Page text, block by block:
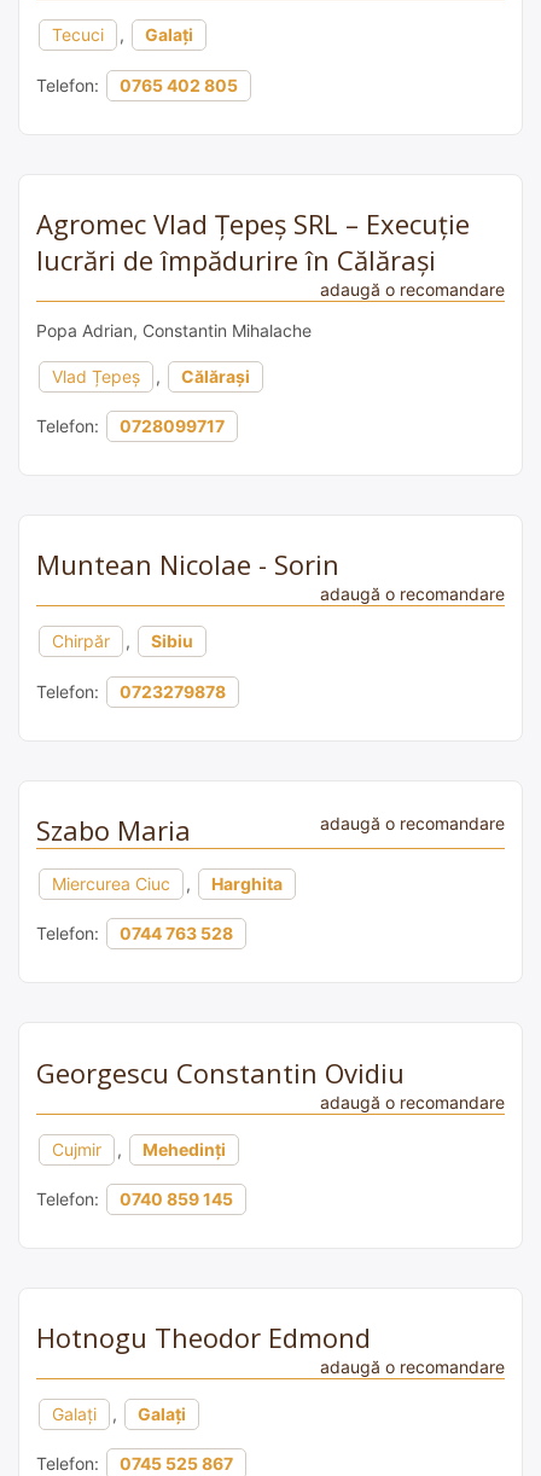
Tecuci , Galați
Telefon: 0765 402 805
Agromec Vlad Țepeș SRL – Execuție
lucrări de împădurire în Călărași
adaugă o recomandare
Popa Adrian, Constantin Mihalache
Vlad Țepeș , Călărași
Telefon: 0728099717
Muntean Nicolae - Sorin
adaugă o recomandare
Chirpăr , Sibiu
Telefon: 0723279878
Szabo Maria adaugă o recomandare
Miercurea Ciuc , Harghita
Telefon: 0744 763 528
Georgescu Constantin Ovidiu
adaugă o recomandare
Cujmir , Mehedinți
Telefon: 0740 859 145
Hotnogu Theodor Edmond
adaugă o recomandare
Galați , Galați
Telefon: 0745 525 867